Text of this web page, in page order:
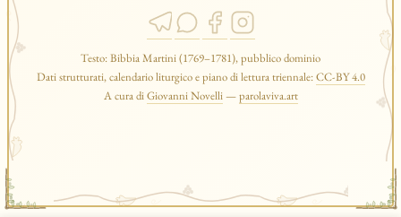
Testo: Bibbia Martini (1769–1781), pubblico dominio
Dati strutturati, calendario liturgico e piano di lettura triennale:CC-BY 4.0
A cura diGiovanni Novelli—parolaviva.art